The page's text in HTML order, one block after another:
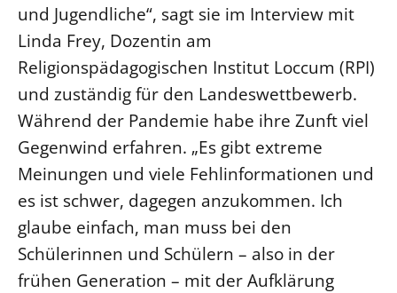
und Jugendliche“, sagt sie im Interview mit
Linda Frey, Dozentin am
Religionspädagogischen Institut Loccum (RPI)
und zuständig für den Landeswettbewerb.
Während der Pandemie habe ihre Zunft viel
Gegenwind erfahren. „Es gibt extreme
Meinungen und viele Fehlinformationen und
es ist schwer, dagegen anzukommen. Ich
glaube einfach, man muss bei den
Schülerinnen und Schülern – also in der
frühen Generation – mit der Aufklärung
Ehrenamt
Beruf
Freie Stellen
BIBLIOTHEK & ARCHIV
SERVICE
Älterwerden im Pfarrberuf
Beteiligungsverfahren
Beschwerdestellen
Ephoralbüro